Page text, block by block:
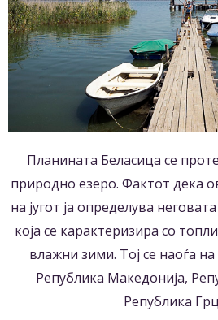
Планината Беласица се
природно езеро. Фактот дека
на југот ја определува
која се карактеризира со
влажни зими. Тој се наоѓа
Република Македонија,
Република